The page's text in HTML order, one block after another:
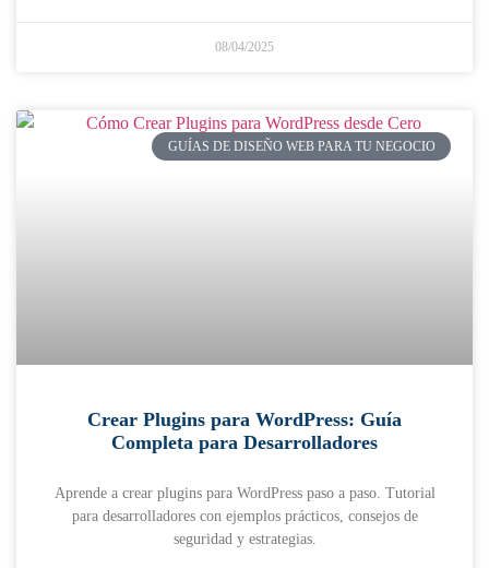
08/04/2025
GUÍAS DE DISEÑO WEB PARA TU NEGOCIO
Crear Plugins para WordPress: Guía
Completa para Desarrolladores
Aprende a crear plugins para WordPress paso a paso. Tutorial
para desarrolladores con ejemplos prácticos, consejos de
seguridad y estrategias.